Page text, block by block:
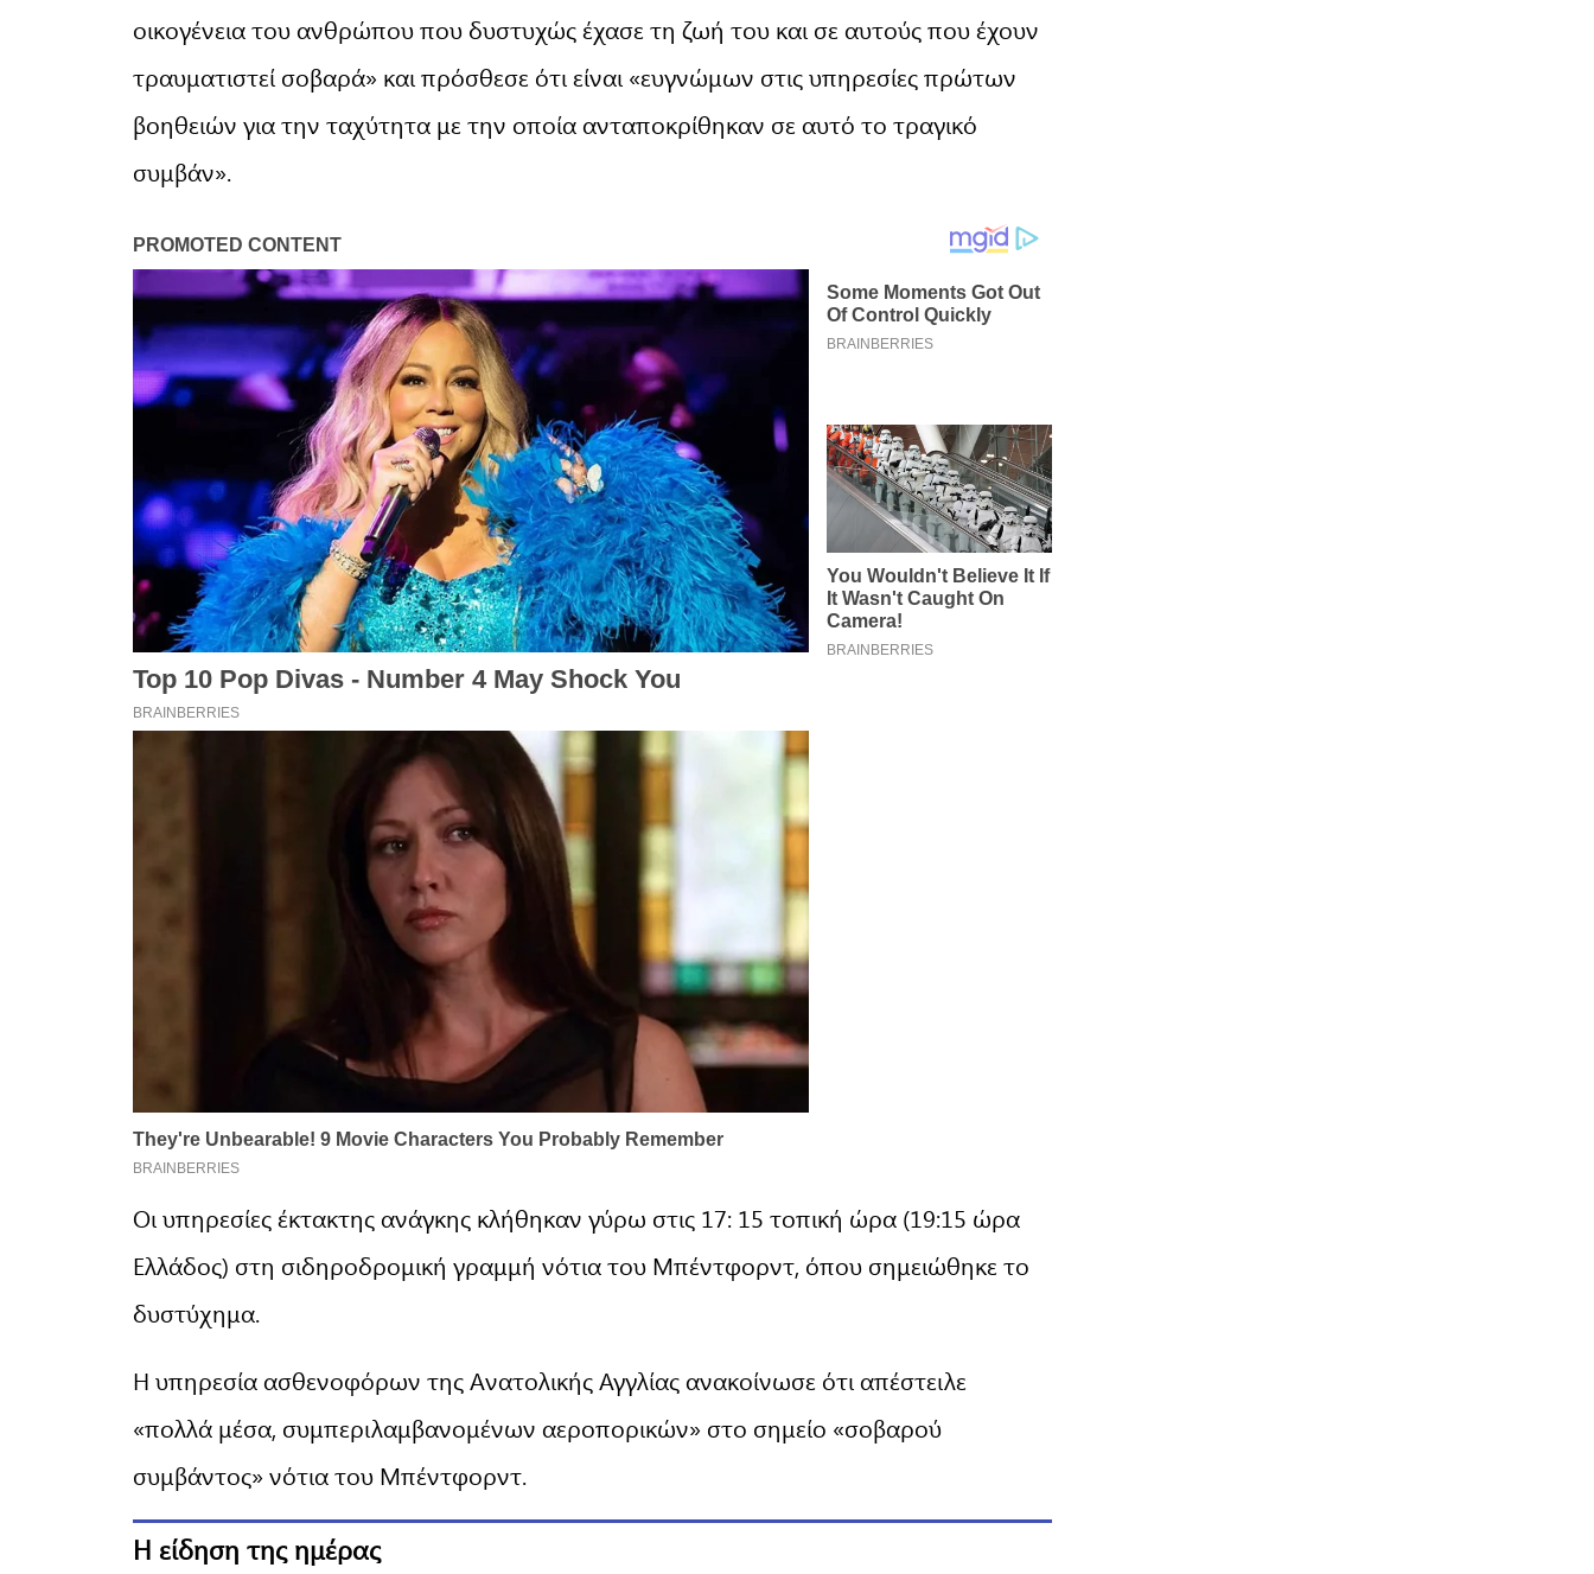
οικογένεια του ανθρώπου που δυστυχώς έχασε τη ζωή του και σε αυτούς που έχουν
τραυματιστεί σοβαρά» και πρόσθεσε ότι είναι «ευγνώμων στις υπηρεσίες πρώτων
βοηθειών για την ταχύτητα με την οποία ανταποκρίθηκαν σε αυτό το τραγικό
συμβάν».
Οι υπηρεσίες έκτακτης ανάγκης κλήθηκαν γύρω στις 17: 15 τοπική ώρα (19:15 ώρα
Ελλάδος) στη σιδηροδρομική γραμμή νότια του Μπέντφορντ, όπου σημειώθηκε το
δυστύχημα.
Η υπηρεσία ασθενοφόρων της Ανατολικής Αγγλίας ανακοίνωσε ότι απέστειλε
«πολλά μέσα, συμπεριλαμβανομένων αεροπορικών» στο σημείο «σοβαρού
συμβάντος» νότια του Μπέντφορντ.
Η είδηση της ημέρας